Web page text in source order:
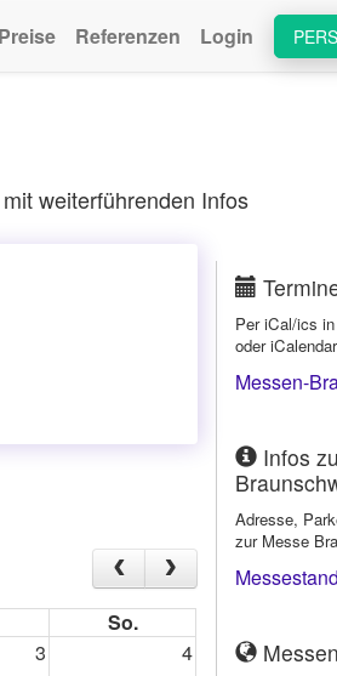
Preise Referenzen Login
weiterführenden Infos
So.
3 4
Per iCal/ics
oder
Messen-
Infos
Adresse,
zur Messe